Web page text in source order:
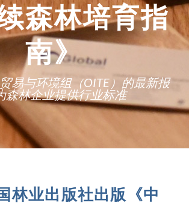
森林培育指
南》
易与环境组（OITE）的最新报
森林企业提供行业标准
林业出版社出版《中